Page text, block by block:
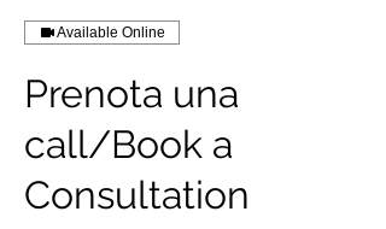
Available Online
Prenota una
call/Book a
Consultation